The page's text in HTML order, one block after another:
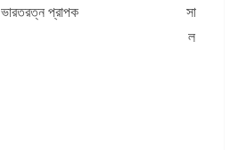
ভারতরত্ন প্রাপক
সা
ল